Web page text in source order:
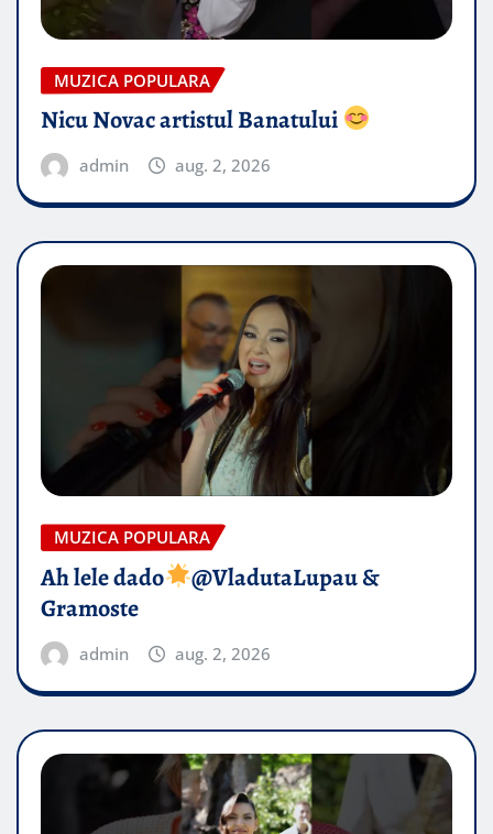
MUZICA POPULARA
Nicu Novac artistul Banatului
admin aug. 2, 2026
MUZICA POPULARA
Ah lele dado​
@VladutaLupau &
Gramoste
admin aug. 2, 2026